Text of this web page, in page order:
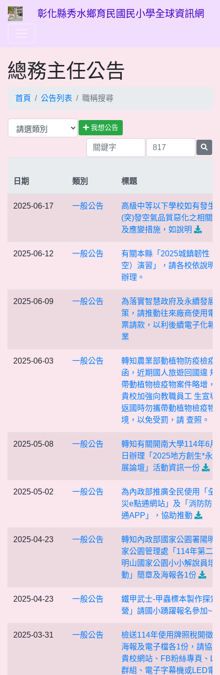
彰化縣秀水鄉育民國民小學全球資訊網
總務主任公告
首頁 公告列表 職稱搜尋
我想公告
日期 類別 標題
2025-06-17 一般公告
高級中等以下學校如有發生
(突)發空氣品質惡化之相關
及應變措施，如說明
2025-06-12 一般公告
有關本縣「2025城鎮韌性（
空）演習」，請各校依說明
辦理。
2025-06-09 一般公告
為落實智慧政府及永續發展
策，請推動往來廠商使用電
票請款，以利後續電子化報
業
2025-06-03 一般公告
轉知農業部動植物防疫檢疫
函，近期國人旅遊回國違 規
帶動植物檢疫物案件略增，
貴校加強向教職員工 生宣導
返國時勿攜帶動植物檢疫物
境，以免受罰，請 查照。
2025-05-08 一般公告
轉知有關開南大學114年6月
日辦理「2025地方創生*永
展論壇」活動資訊一份
2025-05-02 一般公告
為內政部推廣全民使用「全
災e點通網站」及「消防防
通APP」，協助推動
2025-04-23 一般公告
轉知內政部國家公園署陽明
家公園管理處「114年第二
明山國家公園小小解說員培
動」簡章及海報各1份
2025-04-23 一般公告
鐵甲武士-甲蟲標本製作探索
營」請國小踴躍報名參加~
2025-03-31 一般公告
檢送114年使用牌照稅開徵
海報及電子檔各1份，請協
貴校網站、FB粉絲專頁、
群組、電子字幕機或LED電